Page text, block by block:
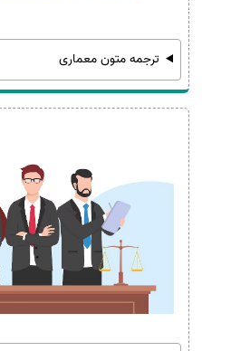
ترجمه متون معماری